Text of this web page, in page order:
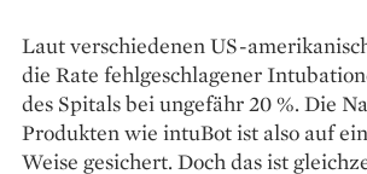
Laut verschiedenen US-
die Rate fehlgeschlagener
des Spitals bei ungefähr 20 %. Die
Produkten wie intuBot ist also auf
Weise gesichert. Doch das ist